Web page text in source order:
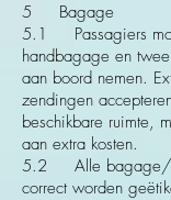
5 Bagage
5.1 Passagiers
handbagage en
aan boord nemen.
zendingen
beschikbare ruimte,
aan extra kosten.
5.2 Alle bagage/
correct worden